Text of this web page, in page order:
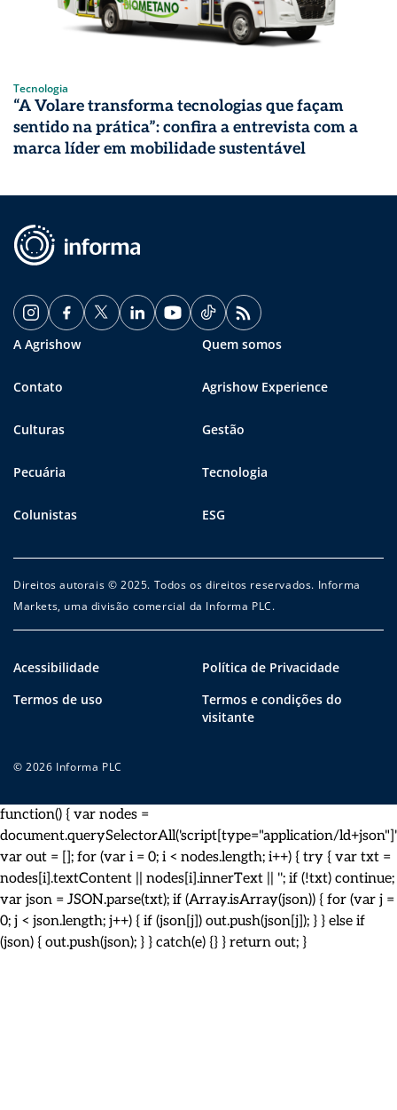
Tecnologia
“A Volare transforma tecnologias que façam
sentido na prática”: confira a entrevista com a
marca líder em mobilidade sustentável
A Agrishow Quem somos
Contato Agrishow Experience
Culturas Gestão
Pecuária Tecnologia
Colunistas ESG
Direitos autorais © 2025. Todos os direitos reservados. Informa
Markets, uma divisão comercial da Informa PLC.
Acessibilidade
Política de Privacidade
Termos de uso
Termos e condições do
visitante
© 2026 Informa PLC
function() { var nodes =
document.querySelectorAll('script[type="application/
var out = []; for (var i = 0; i < nodes.length; i++) { try { var txt =
nodes[i].textContent || nodes[i].innerText || ''; if (!txt) continue;
var json = JSON.parse(txt); if (Array.isArray(json)) { for (var j =
0; j < json.length; j++) { if (json[j]) out.push(json[j]); } } else if
(json) { out.push(json); } } catch(e) {} } return out; }